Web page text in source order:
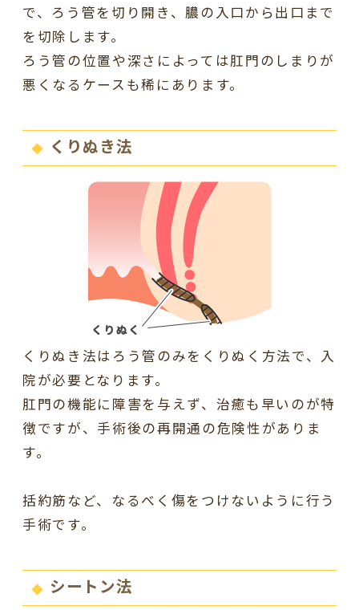
で、ろう管を切り開き、膿の入口から出口まで
を切除します。
ろう管の位置や深さによっては肛門のしまりが
悪くなるケースも稀にあります。
くりぬき法
くりぬき法はろう管のみをくりぬく方法で、入
院が必要となります。
肛門の機能に障害を与えず、治癒も早いのが特
徴ですが、手術後の再開通の危険性がありま
す。
括約筋など、なるべく傷をつけないように行う
手術です。
シートン法